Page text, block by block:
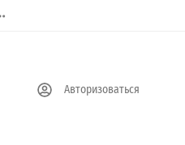
Авторизоваться